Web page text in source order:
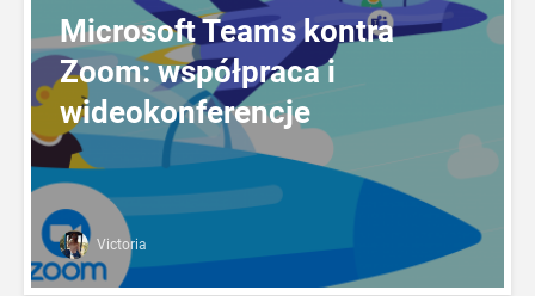
Microsoft Teams kontra
Zoom: współpraca i
wideokonferencje
Victoria